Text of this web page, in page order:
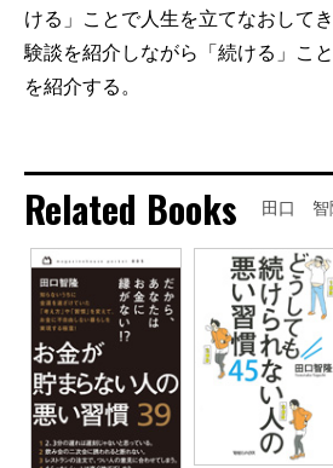
ける」ことで人生を立てなおして
験談を紹介しながら「続ける」こ
を紹介する。
Related Books 田口 智